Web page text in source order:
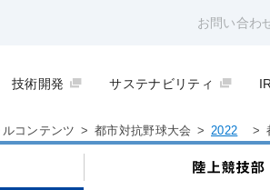
お問い合わ
技術開発 サステナビリティ
コンテンツ > 都市対抗野球大会 > 2022 >